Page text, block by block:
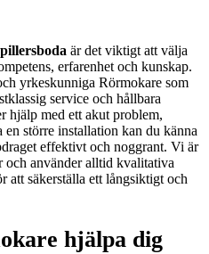
är det viktigt att välja
erfarenhet och kunskap.
yrkeskunniga Rörmokare som
service och hållbara
hjälp med ett akut problem,
större installation kan du känna
effektivt och noggrant. Vi är
och använder alltid kvalitativa
att säkerställa ett långsiktigt och
hjälpa dig